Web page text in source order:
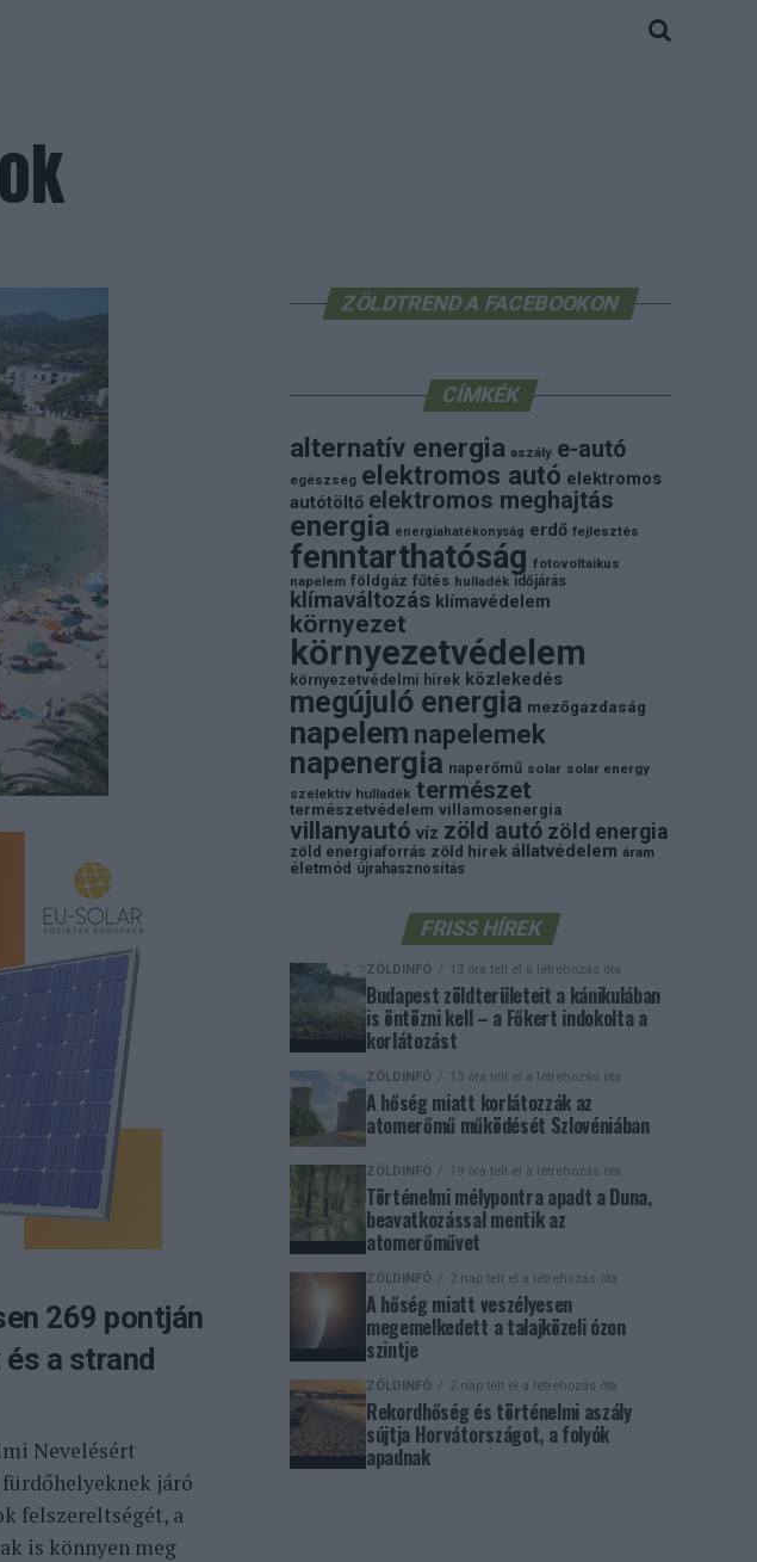
269 pontján
a strand
Nevelésért
járó
felszereltségét, a
is könnyen meg
ZÖLDTREND A FACEBOOKON
CÍMKÉK
alternatív energia aszály e-autó
egészség elektromos autó elektromos
autótöltő elektromos meghajtás
energia energiahatékonyság erdő fejlesztés
fenntarthatóság fotovoltaikus
napelem földgáz fűtés hulladék időjárás
klímaváltozás klímavédelem
környezet
környezetvédelem
környezetvédelmi hírek közlekedés
megújuló energia mezőgazdaság
napelem napelemek
napenergia naperőmű solar solar energy
szelektiv hulladék természet
természetvédelem villamosenergia
villanyautó víz zöld autó zöld energia
zöld energiaforrás zöld hirek állatvédelem áram
életmód újrahasznosítás
FRISS HÍREK
ZÖLDINFÓ 13 óra telt el a létrehozás óta
Budapest zöldterületeit a kánikulában
is öntözni kell – a Főkert indokolta a
korlátozást
ZÖLDINFÓ 13 óra telt el a létrehozás óta
A hőség miatt korlátozzák az
atomerőmű működését Szlovéniában
ZÖLDINFÓ 19 óra telt el a létrehozás óta
Történelmi mélypontra apadt a Duna,
beavatkozással mentik az
atomerőművet
ZÖLDINFÓ 2 nap telt el a létrehozás óta
A hőség miatt veszélyesen
megemelkedett a talajközeli ózon
szintje
ZÖLDINFÓ 2 nap telt el a létrehozás óta
Rekordhőség és történelmi aszály
sújtja Horvátországot, a folyók
apadnak